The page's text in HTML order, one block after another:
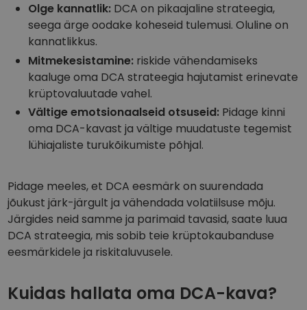
Olge kannatlik: DCA on pikaajaline strateegia,
seega ärge oodake koheseid tulemusi. Oluline on
kannatlikkus.
Mitmekesistamine: riskide vähendamiseks
kaaluge oma DCA strateegia hajutamist erinevate
krüptovaluutade vahel.
Vältige emotsionaalseid otsuseid: Pidage kinni
oma DCA-kavast ja vältige muudatuste tegemist
lühiajaliste turukõikumiste põhjal.
Pidage meeles, et DCA eesmärk on suurendada
jõukust järk-järgult ja vähendada volatiilsuse mõju.
Järgides neid samme ja parimaid tavasid, saate luua
DCA strateegia, mis sobib teie krüptokaubanduse
eesmärkidele ja riskitaluvusele.
Kuidas hallata oma DCA-kava?